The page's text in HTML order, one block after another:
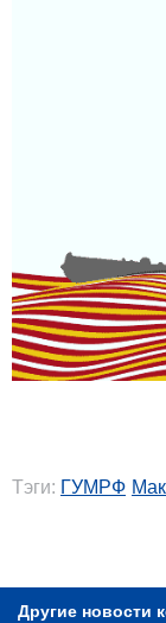
Тэги: ГУМРФ
Другие новости